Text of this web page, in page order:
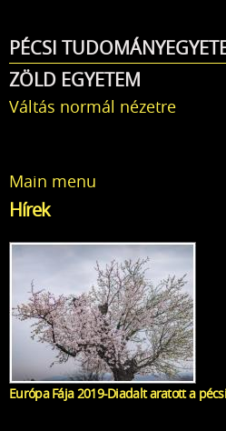
tartalomra
PÉCSI
ZÖLD EGYETEM
Váltás normál nézetre
Main menu
Hírek
Európa Fája 2019-Diadalt aratott a